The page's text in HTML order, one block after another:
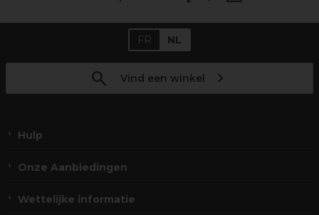
FR NL
Vind een winkel
Hulp
Onze Aanbiedingen
Wettelijke informatie